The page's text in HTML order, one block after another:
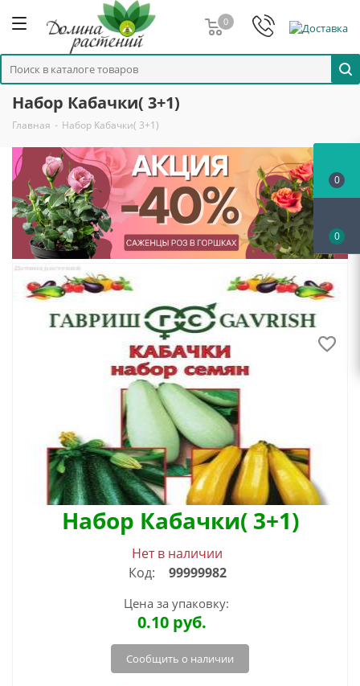
0
Набор Кабачки( 3+1)
Главная - Набор Кабачки( 3+1)
Набор Кабачки( 3+1)
Нет в наличии
Код:
99999982
Цена за упаковку:
0.10 руб.
Сообщить о наличии
0
0